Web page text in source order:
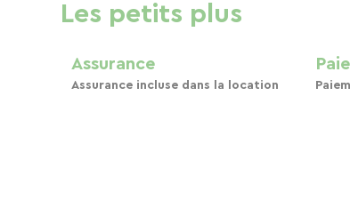
Les petits plus
Assurance
Assurance incluse dans la location